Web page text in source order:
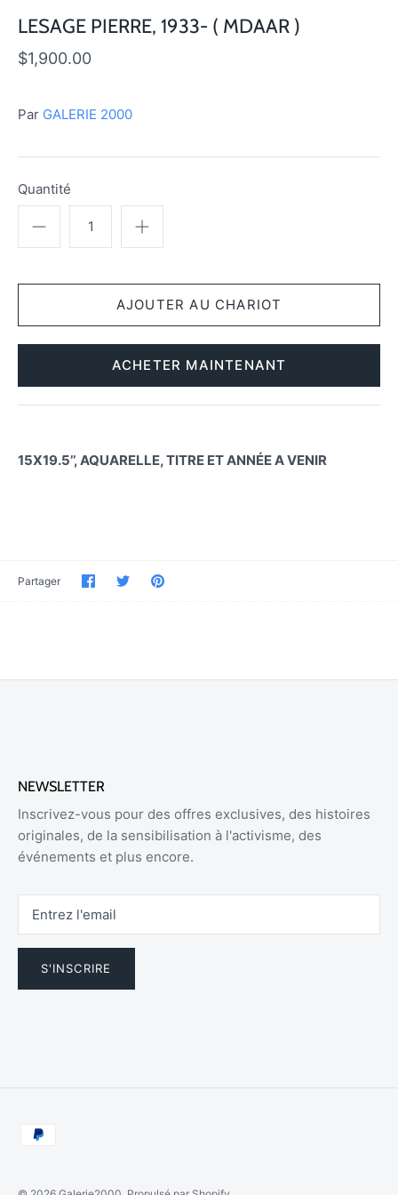
LESAGE PIERRE, 1933- ( MDAAR )
$1,900.00
Par GALERIE 2000
Quantité
ACHETER MAINTENANT
15X19.5’’, AQUARELLE, TITRE ET ANNÉE A VENIR
Partager PartagerPartagerÉpinglez-
NEWSLETTER
Inscrivez-vous pour des offres exclusives, des histoires
originales, de la sensibilisation à l'activisme, des
événements et plus encore.
S'INSCRIRE